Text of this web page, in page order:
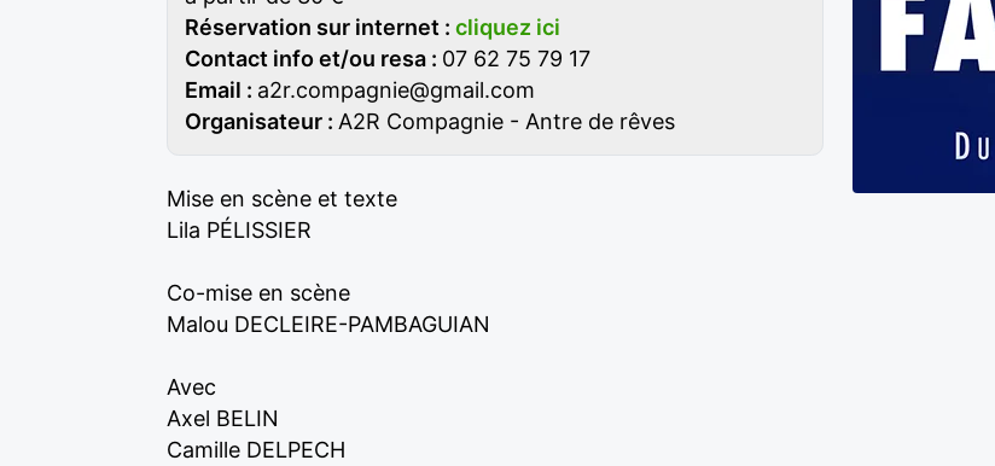
Réservation sur internet : cliquez ici
Contact info et/ou resa : 07 62 75 79 17
Email : a2r.compagnie@gmail.com
Organisateur : A2R Compagnie - Antre de rêves
Mise en scène et texte
Lila PÉLISSIER
Co-mise en scène
Malou DECLEIRE-PAMBAGUIAN
Avec
Axel BELIN
Camille DELPECH